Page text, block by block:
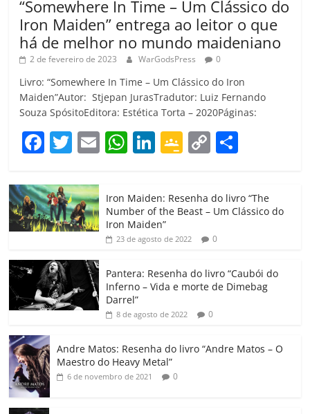
“Somewhere In Time – Um Clássico do
Iron Maiden” entrega ao leitor o que
há de melhor no mundo maideniano
2 de fevereiro de 2023 WarGodsPress 0
Livro: “Somewhere In Time – Um Clássico do Iron
Maiden”Autor: Stjepan JurasTradutor: Luiz Fernando
Souza SpósitoEditora: Estética Torta – 2020Páginas:
F
a
c
e
b
o
o
k
T
w
itt
er
E
m
W
h
s
A
p
p
Li
n
e
dI
n
G
o
gl
e
Cl
a
ss
ro
o
m
C
o
y
Li
n
k
p
h
ar
Iron Maiden: Resenha do livro “The
Number of the Beast – Um Clássico do
Iron Maiden”
23 de agosto de 2022 0
Pantera: Resenha do livro “Caubói do
Inferno – Vida e morte de Dimebag
Darrel”
8 de agosto de 2022 0
Andre Matos: Resenha do livro “Andre Matos – O
Maestro do Heavy Metal”
6 de novembro de 2021 0